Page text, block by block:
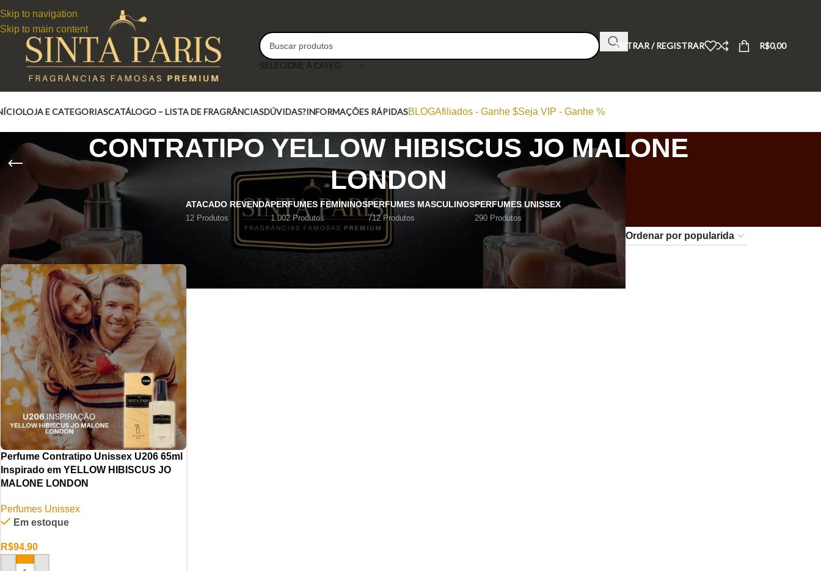
Skip to navigation
Skip to main content
SELECIONE A CATEGORIA
ENTRAR / REGISTRAR R$0,00
LOJA E CATEGORIASCATÁLOGO – LISTA DE FRAGRÂNCIASDÚVIDAS?INFORMAÇÕES RÁPIDASBLOGAfiliados - Ganhe $Seja VIP - Ganhe %
CONTRATIPO YELLOW HIBISCUS JO MALONE
LONDON
ATACADO REVENDA
12 Produtos
PERFUMES FEMININOS
1.002 Produtos
PERFUMES MASCULINOS
712 Produtos
PERFUMES UNISSEX
290 Produtos
CONTRATIPO YELLOW HIBISCUS JO MALONE LONDON Mostrar 9 12 18
Perfume Contratipo Unissex U206 65ml
Inspirado em YELLOW HIBISCUS JO
MALONE LONDON
Perfumes Unissex
Em estoque
R$94,90